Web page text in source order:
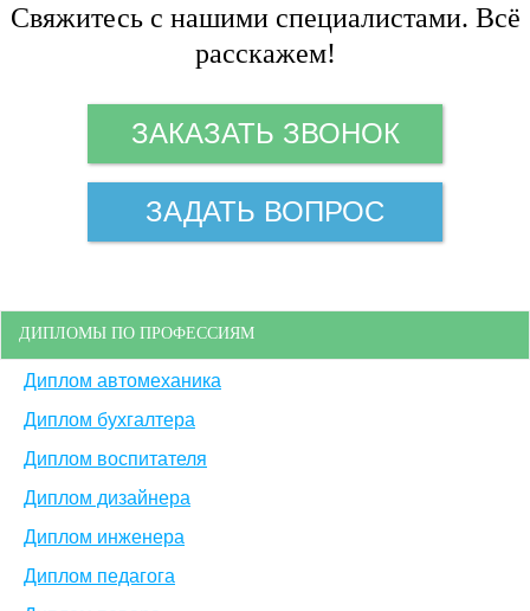
Свяжитесь с нашими специалистами. Всё
расскажем!
ЗАКАЗАТЬ ЗВОНОК
ЗАДАТЬ ВОПРОС
ДИПЛОМЫ ПО ПРОФЕССИЯМ
Диплом автомеханика
Диплом бухгалтера
Диплом воспитателя
Диплом дизайнера
Диплом инженера
Диплом педагога